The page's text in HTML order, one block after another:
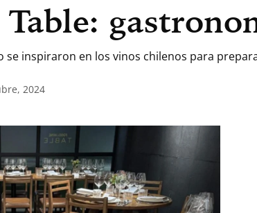
se inspiraron en los vinos chilenos para
2024